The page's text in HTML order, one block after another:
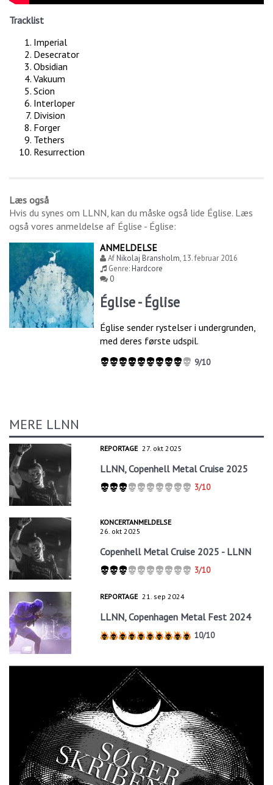
Tracklist
Imperial
Desecrator
Obsidian
Vakuum
Scion
Interloper
Division
Forger
Tethers
Resurrection
Læs også
Hvis du synes om LLNN, kan du måske også lide Église. Læs
også vores anmeldelse af Église - Église:
ANMELDELSE
AfNikolaj Bransholm,13. februar 2016
Genre:Hardcore
0
Église - Église
Église sender rystelser i undergrunden,
med deres første udspil.
9/10
MERE LLNN
REPORTAGE 27. okt 2025
LLNN, Copenhell Metal Cruise 2025
3/10
KONCERTANMELDELSE
26. okt 2025
Copenhell Metal Cruise 2025 - LLNN
3/10
REPORTAGE 21. sep 2024
LLNN, Copenhagen Metal Fest 2024
10/10